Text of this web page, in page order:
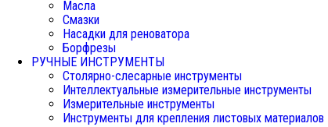
Масла
Смазки
Насадки для реноватора
Борфрезы
РУЧНЫЕ ИНСТРУМЕНТЫ
Столярно-слесарные инструменты
Интеллектуальные измерительные инструменты
Измерительные инструменты
Инструменты для крепления листовых материалов